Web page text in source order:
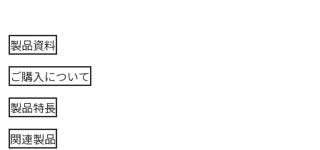
製品資料
ご購入について
製品特長
関連製品